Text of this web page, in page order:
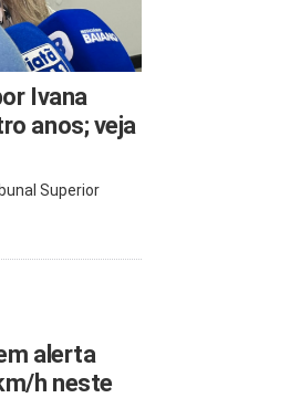
Ivana
anos; veja
Superior
alerta
h neste